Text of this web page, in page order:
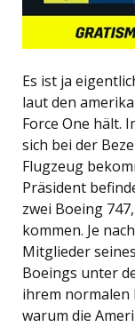
Es ist ja
laut den
Force One hält.
sich bei der
Flugzeug
Präsident
zwei Boeing
kommen. Je
Mitglieder
Boeings unter
ihrem normalen
warum die